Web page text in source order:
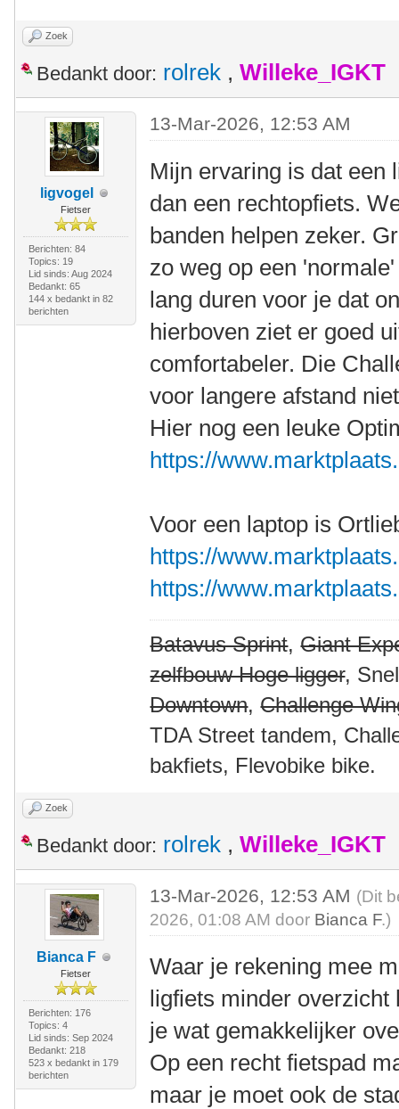
Zoek
Bedankt door: rolrek , Willeke_IGKT
ligvogel
Fietser
Berichten: 84
Topics: 19
Lid sinds: Aug 2024
Bedankt: 65
144 x bedankt in 82
berichten
13-Mar-2026, 12:53 AM
Mijn ervaring is dat een
dan een rechtopfiets.
banden helpen zeker.
zo weg op een
lang duren voor je dat
hierboven ziet er goed
comfortabeler. Die
voor langere afstand
Hier nog een leuke
https://
Voor een laptop is
https://
https://
Batavus Sprint,Giant
zelfbouw Hoge ligger,
Downtown,Challenge
TDA Street tandem,
bakfiets, Flevobike bike.
Zoek
Bedankt door: rolrek , Willeke_IGKT
Bianca F
Fietser
Berichten: 176
Topics: 4
Lid sinds: Sep 2024
Bedankt: 218
523 x bedankt in 179
berichten
13-Mar-2026, 12:53 AM (Dit
2026, 01:08 AM door Bianca F.)
Waar je rekening mee
ligfiets minder overzicht
je wat gemakkelijker
Op een recht fietspad
maar je moet ook de